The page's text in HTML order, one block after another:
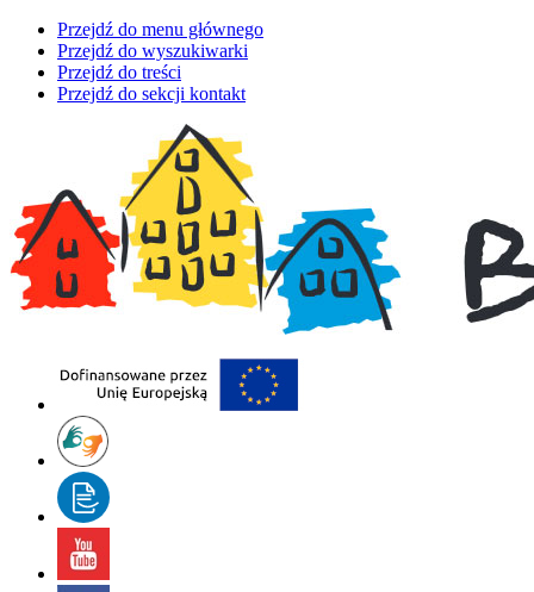
Przejdź do menu głównego
Przejdź do wyszukiwarki
Przejdź do treści
Przejdź do sekcji kontakt